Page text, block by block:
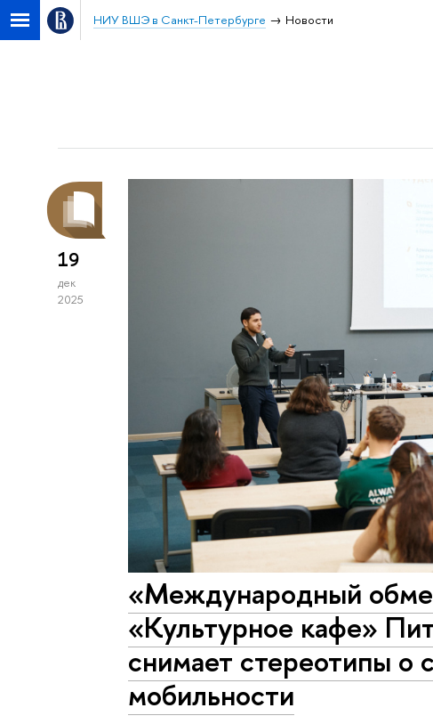
НИУ ВШЭ в Санкт-Петербурге Новости
19
дек
2025
«Международный
«Культурное кафе»
снимает стереотипы о
мобильности